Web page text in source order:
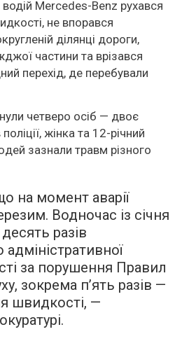
Mercedes-Benz рухався
не впорався
ділянці дороги,
частини та врізався
перехід, де перебували
четверо осіб — двоє
жінка та 12-річний
зазнали травм різного
на момент аварії
Водночас із січня
разів
за порушення Правил
зокрема п’ять разів —
швидкості, —